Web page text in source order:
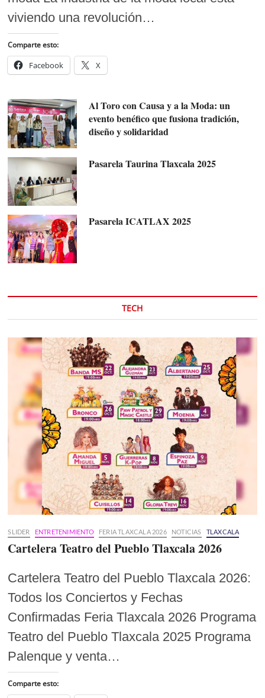
viviendo una revolución…
Comparte esto:
Facebook X
Al Toro con Causa y a la Moda: un
evento benéfico que fusiona tradición,
diseño y solidaridad
Pasarela Taurina Tlaxcala 2025
Pasarela ICATLAX 2025
TECH
SLIDER ENTRETENIMIENTO FERIA TLAXCALA 2026 NOTICIAS TLAXCALA
Cartelera Teatro del Pueblo Tlaxcala 2026
Cartelera Teatro del Pueblo Tlaxcala 2026:
Todos los Conciertos y Fechas
Confirmadas Feria Tlaxcala 2026 Programa
Teatro del Pueblo Tlaxcala 2025 Programa
Palenque y venta…
Comparte esto: